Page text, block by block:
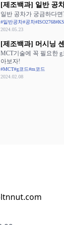
[제조백과] 일반 공
ISO 2768과 KS B
일반 공차가 궁금하다면
#일반공차#공차#ISO2768
2024.05.23
[제조백과] 머시닝
M코드 활용
MCT기술에 꼭 필요한
아보자!
#MCT#g코드#m코드
2024.02.08